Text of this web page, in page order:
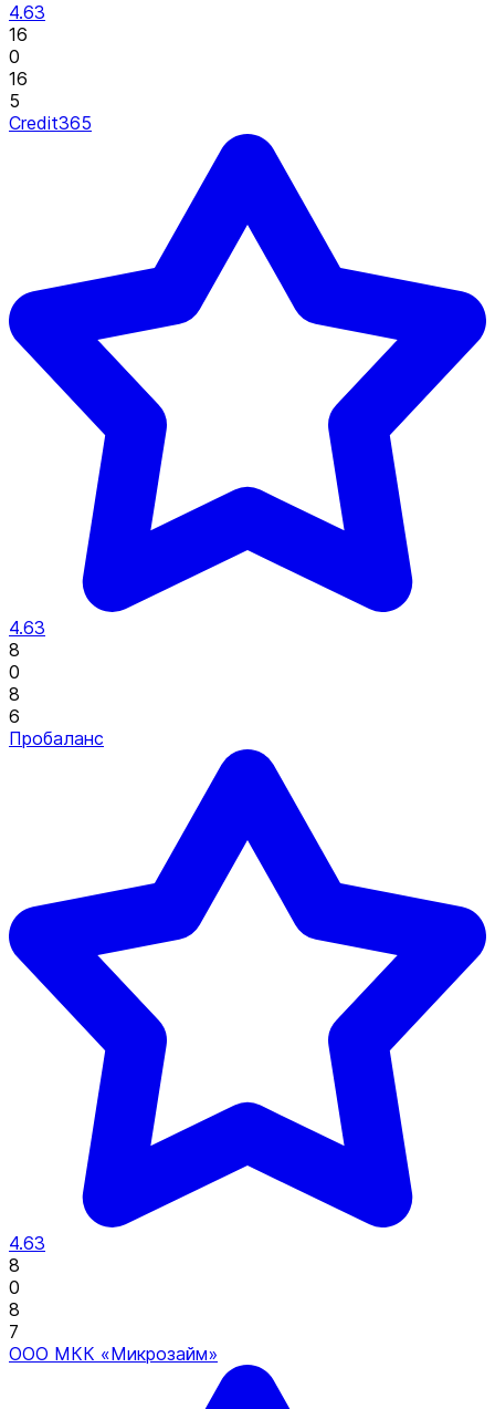
4.63
16
0
16
5
Credit365
4.63
8
0
8
6
Пробаланс
4.63
8
0
8
7
ООО МКК «Микрозайм»